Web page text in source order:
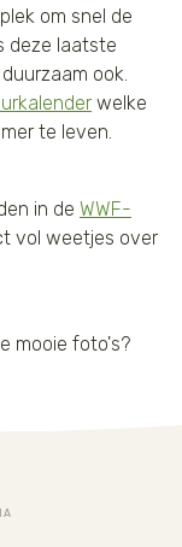
om snel de
deze laatste
ook.
welke
te leven.
in de WWF-
vol weetjes over
mooie foto's?